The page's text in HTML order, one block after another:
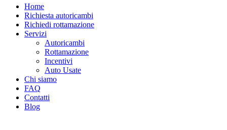
Home
Richiesta autoricambi
Richiedi rottamazione
Servizi
Autoricambi
Rottamazione
Incentivi
Auto Usate
Chi siamo
FAQ
Contatti
Blog